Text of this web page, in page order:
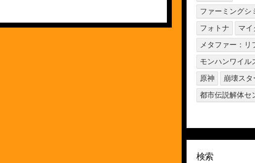
ファーミングシ
フォトナ
マイ
メタファー：リ
モンハンワイル
原神
崩壊ス
都市伝説解体セ
検索